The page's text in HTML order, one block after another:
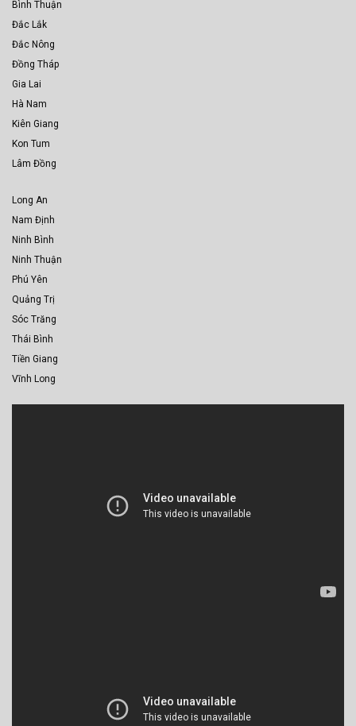
Bình Thuận
Đắc Lắk
Đắc Nông
Đồng Tháp
Gia Lai
Hà Nam
Kiên Giang
Kon Tum
Lâm Đồng
Long An
Nam Định
Ninh Bình
Ninh Thuận
Phú Yên
Quảng Trị
Sóc Trăng
Thái Bình
Tiền Giang
Vĩnh Long